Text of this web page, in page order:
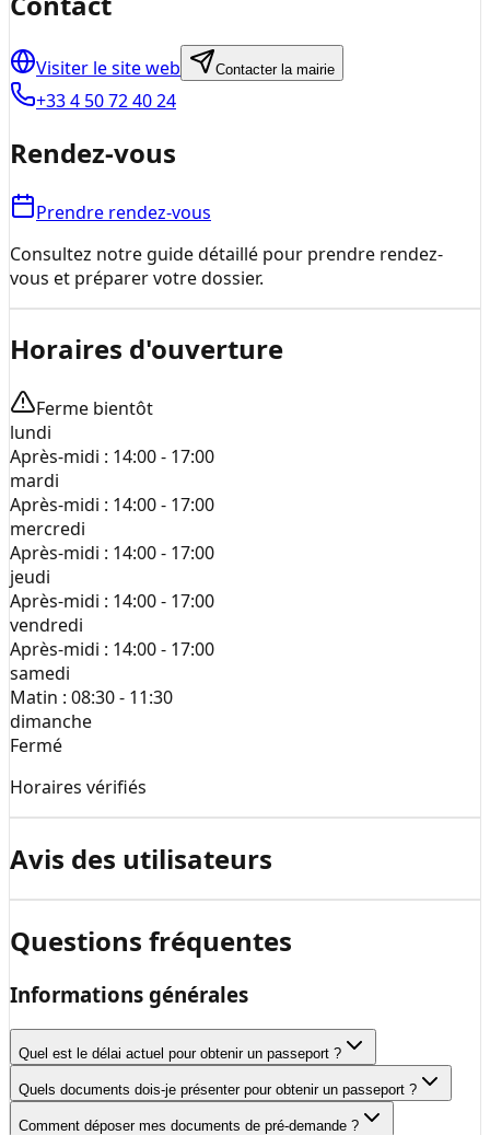
Visiter le site web Contacter la mairie
+33 4 50 72 40 24
Rendez-vous
Prendre rendez-vous
Consultez notre guide détaillé pour prendre rendez-
vous et préparer votre dossier.
Horaires d'ouverture
Ferme bientôt
lundi
Après-midi : 14:00 - 17:00
mardi
Après-midi : 14:00 - 17:00
mercredi
Après-midi : 14:00 - 17:00
jeudi
Après-midi : 14:00 - 17:00
vendredi
Après-midi : 14:00 - 17:00
samedi
Matin : 08:30 - 11:30
dimanche
Fermé
Horaires vérifiés
Avis des utilisateurs
Questions fréquentes
Informations générales
Quel est le délai actuel pour obtenir un passeport ?
Quels documents dois-je présenter pour obtenir un passeport ?
Comment déposer mes documents de pré-demande ?